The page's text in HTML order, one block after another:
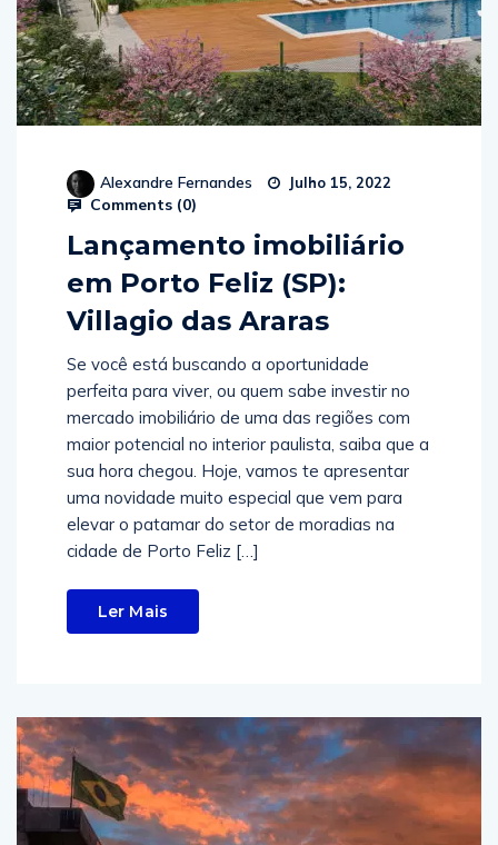
Alexandre Fernandes Julho 15, 2022
Comments (0)
Lançamento imobiliário
em Porto Feliz (SP):
Villagio das Araras
Se você está buscando a oportunidade
perfeita para viver, ou quem sabe investir no
mercado imobiliário de uma das regiões com
maior potencial no interior paulista, saiba que a
sua hora chegou. Hoje, vamos te apresentar
uma novidade muito especial que vem para
elevar o patamar do setor de moradias na
cidade de Porto Feliz […]
Ler Mais